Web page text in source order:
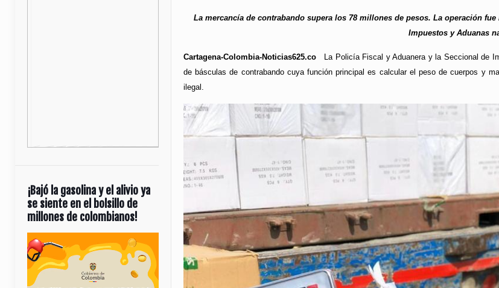
La mercancía de contrabando supera los 78 millones de pesos. La operación
Impuestos y Aduanas
Cartagena-Colombia-Noticias625.co
La Policía Fiscal y Aduanera y la Seccional de
de básculas de contrabando cuya función principal es calcular el peso de cuerpos y
ilegal.
¡Bajó la gasolina y el alivio ya
se siente en el bolsillo de
millones de colombianos!
Reproductor
de
vídeo